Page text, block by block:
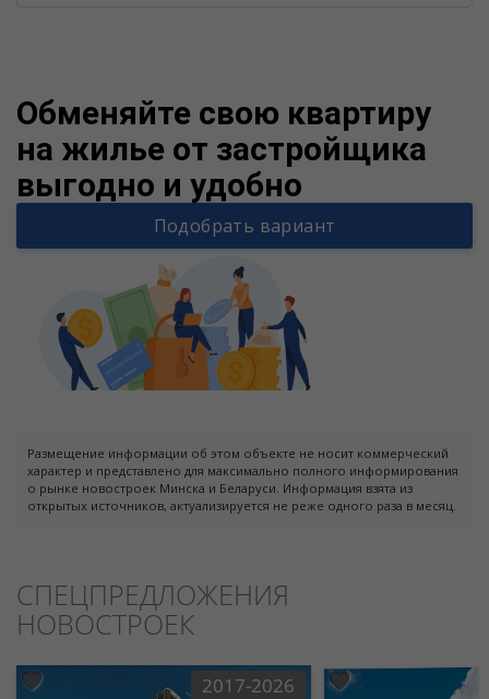
Обменяйте свою квартиру
на жилье от застройщика
выгодно и удобно
Подобрать вариант
Размещение информации об этом объекте не носит коммерческий
характер и представлено для максимально полного информирования
о рынке новостроек Минска и Беларуси. Информация взята из
открытых источников, актуализируется не реже одного раза в месяц.
СПЕЦПРЕДЛОЖЕНИЯ
НОВОСТРОЕК
2017-2026